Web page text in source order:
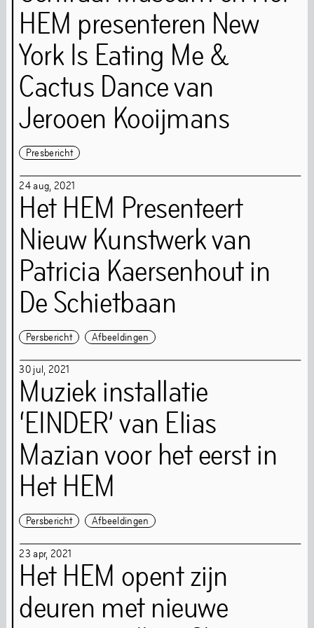
Gemeenschap
Homebase
Kunstenaar studio’s
Artist-in-residence
9 dates with Still Life
Locatieverhuur
De industriële uitstraling van het gebouw en ons
experimentele kunstprogramma geven sfeer en
betekenis aan elk evenement.
Locatieverhuur
Over
HEM presenteren New
York Is Eating Me &
Cactus Dance van
Jerooen Kooijmans
Presbericht
24aug, 2021
Het HEM Presenteert
Nieuw Kunstwerk van
Patricia Kaersenhout in
De Schietbaan
Persbericht Afbeeldingen
30jul, 2021
Muziek installatie
‘EINDER’ van Elias
Mazian voor het eerst in
Het HEM
Persbericht Afbeeldingen
23 apr, 2021
Het HEM opent zijn
deuren met nieuwe